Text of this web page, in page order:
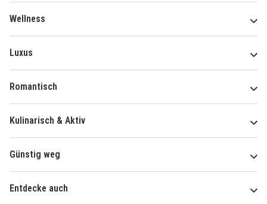
Wellness
Luxus
Romantisch
Kulinarisch & Aktiv
Günstig weg
Entdecke auch